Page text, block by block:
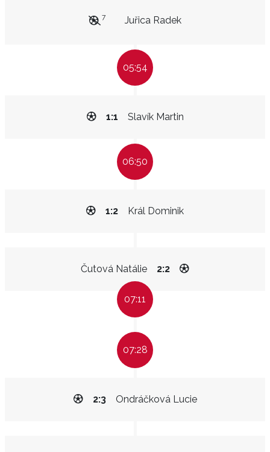
Juřica Radek
7
05:54
Slavík Martin
1:1
06:50
Král Dominik
1:2
Čutová Natálie 2:2
07:11
07:28
Ondráčková Lucie
2:3